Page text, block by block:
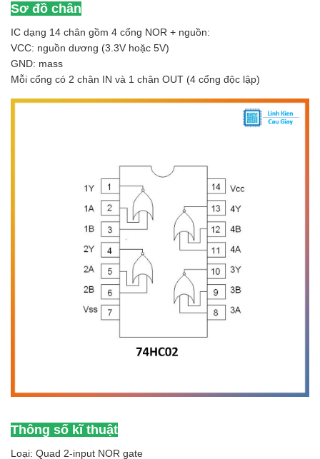
Sơ đồ chân
IC dạng 14 chân gồm 4 cổng NOR + nguồn:
VCC: nguồn dương (3.3V hoặc 5V)
GND: mass
Mỗi cổng có 2 chân IN và 1 chân OUT (4 cổng độc lập)
Thông số kĩ thuật
Loại: Quad 2-input NOR gate